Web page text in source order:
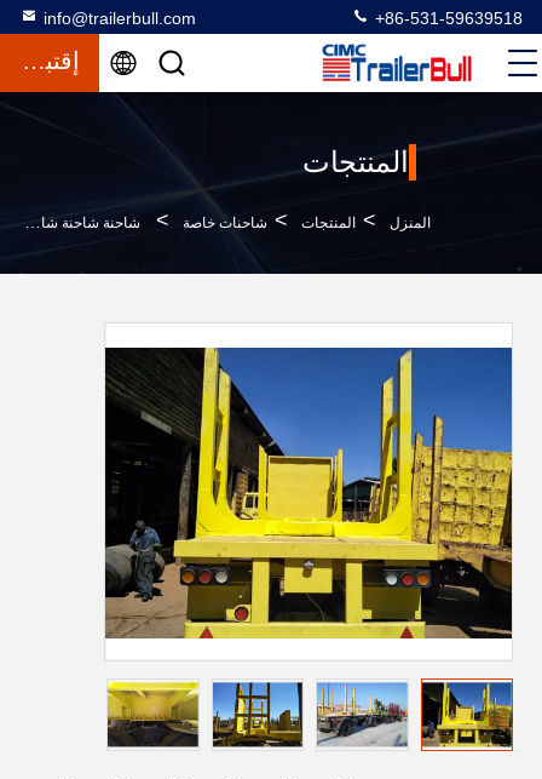
info@trailerbull.com +86-531-59639518
إقتباس
المنتجات
المنزل > المنتجات > شاحنات خاصة > شاحنة شاحنة شاحنة شاحنة شاحنة شاحنة